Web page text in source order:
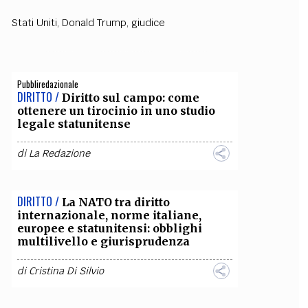
COLLABORA CON NOI
Stati Uniti, Donald Trump, giudice
Pubbliredazionale
DIRITTO / Diritto sul campo: come
ottenere un tirocinio in uno studio
legale statunitense
diLa Redazione
DIRITTO / La NATO tra diritto
internazionale, norme italiane,
europee e statunitensi: obblighi
multilivello e giurisprudenza
diCristina Di Silvio